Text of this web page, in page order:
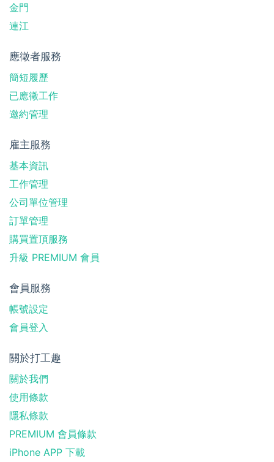
金門
連江
應徵者服務
簡短履歷
已應徵工作
邀約管理
雇主服務
基本資訊
工作管理
公司單位管理
訂單管理
購買置頂服務
升級 PREMIUM 會員
會員服務
帳號設定
會員登入
關於打工趣
關於我們
使用條款
隱私條款
PREMIUM 會員條款
iPhone APP 下載